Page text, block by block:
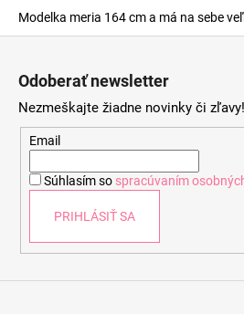
Modelka meria 164 cm a má na sebe
Odoberať newsletter
Nezmeškajte žiadne novinky či zľavy!
Email
Súhlasím so spracúvaním
PRIHLÁSIŤ SA